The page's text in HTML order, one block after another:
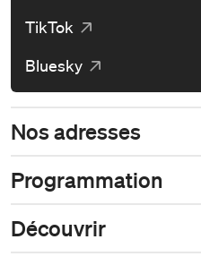
TikTok
Bluesky
Nos adresses
Programmation
Découvrir